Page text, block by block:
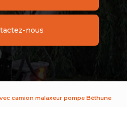
nous
camion malaxeur pompe Béthune